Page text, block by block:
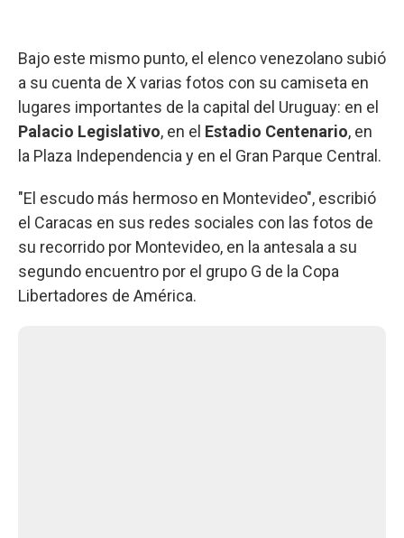
Bajo este mismo punto, el elenco venezolano subió
a su cuenta de X varias fotos con su camiseta en
lugares importantes de la capital del Uruguay: en el
Palacio Legislativo, en el Estadio Centenario, en
la Plaza Independencia y en el Gran Parque Central.
"El escudo más hermoso en Montevideo", escribió
el Caracas en sus redes sociales con las fotos de
su recorrido por Montevideo, en la antesala a su
segundo encuentro por el grupo G de la Copa
Libertadores de América.